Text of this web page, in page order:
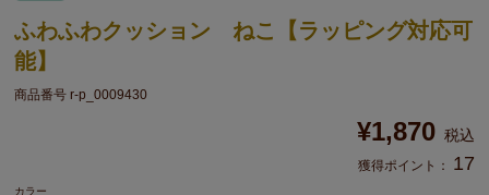
ふわふわクッション ねこ【ラッピング対応可
能】
商品番号 r-p_0009430
¥1,870 税込
獲得ポイント： 17
カラー